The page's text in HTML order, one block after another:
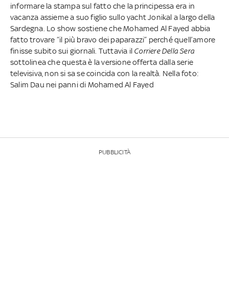
informare la stampa sul fatto che la principessa era in
vacanza assieme a suo figlio sullo yacht Jonikal a largo della
Sardegna. Lo show sostiene che Mohamed Al Fayed abbia
fatto trovare “il più bravo dei paparazzi” perché quell’amore
finisse subito sui giornali. Tuttavia il Corriere Della Sera
sottolinea che questa è la versione offerta dalla serie
televisiva, non si sa se coincida con la realtà. Nella foto:
Salim Dau nei panni di Mohamed Al Fayed
PUBBLICITÀ